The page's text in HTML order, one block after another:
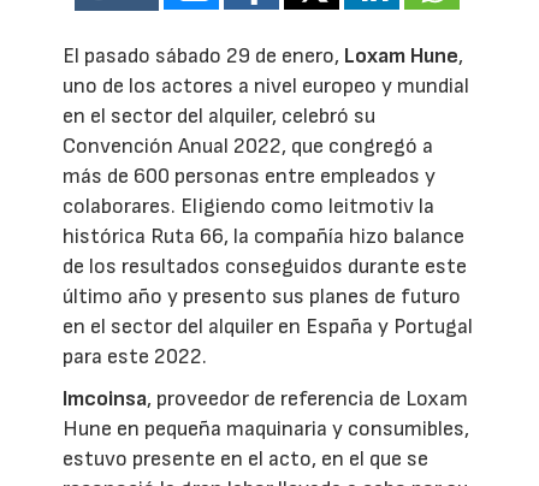
El pasado sábado 29 de enero, Loxam Hune,
uno de los actores a nivel europeo y mundial
en el sector del alquiler, celebró su
Convención Anual 2022, que congregó a
más de 600 personas entre empleados y
colaborares. Eligiendo como leitmotiv la
histórica Ruta 66, la compañía hizo balance
de los resultados conseguidos durante este
último año y presento sus planes de futuro
en el sector del alquiler en España y Portugal
para este 2022.
Imcoinsa, proveedor de referencia de Loxam
Hune en pequeña maquinaria y consumibles,
estuvo presente en el acto, en el que se